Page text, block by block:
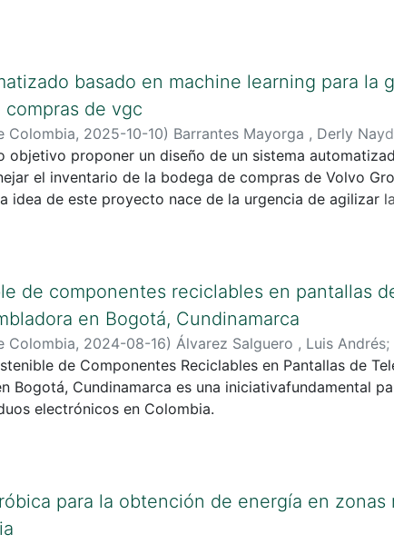
retazos) y se evaluaron tres alternativas tecnológicas:
criterios de eficiencia operativa y soluciones
ambiental de la empresa, optimizar el uso de
de desechos en productos reutilizables.
basado en machine learning para la
de vgc
Colombia, 2025-10-10) Barrantes Mayorga , Derly
objetivo proponer un diseño de un sistema
el inventario de la bodega de compras de Volvo
idea de este proyecto nace de la urgencia de agilizar
en un mercado donde cada vez es más difícil
de componentes reciclables en pantallas
en Bogotá, Cundinamarca
Colombia, 2024-08-16) Álvarez Salguero , Luis Andrés;
de Componentes Reciclables en Pantallas de
Bogotá, Cundinamarca es una iniciativafundamental
electrónicos en Colombia.
para la obtención de energía en zonas